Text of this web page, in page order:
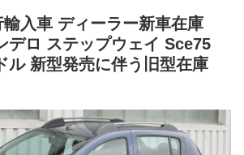
入車 ディーラー新車在庫
デロ ステップウェイ Sce75
ル 新型発売に伴う旧型在庫